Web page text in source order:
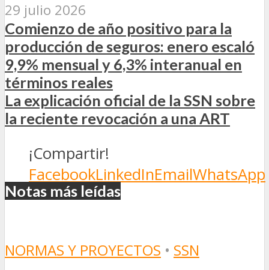
29 julio 2026
Comienzo de año positivo para la
producción de seguros: enero escaló
9,9% mensual y 6,3% interanual en
términos reales
La explicación oficial de la SSN sobre
la reciente revocación a una ART
¡Compartir!
FacebookLinkedInEmailWhatsApp
Notas más leídas
NORMAS Y PROYECTOS • SSN